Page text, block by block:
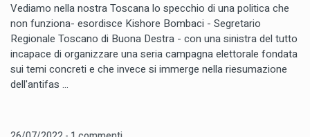
Vediamo nella nostra Toscana lo specchio di una politica che
non funziona- esordisce Kishore Bombaci - Segretario
Regionale Toscano di Buona Destra - con una sinistra del tutto
incapace di organizzare una seria campagna elettorale fondata
sui temi concreti e che invece si immerge nella riesumazione
dell'antifas ...